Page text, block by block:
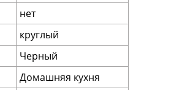
нет
круглый
Черный
Домашняя кухня